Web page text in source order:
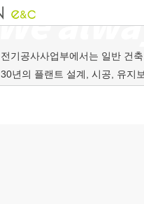
전기공사사업부에서는 일반 건
30년의 플랜트 설계, 시공, 유지